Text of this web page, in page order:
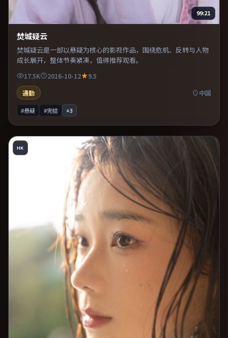
99:21
焚城疑云
焚城疑云是一部以悬疑为核心的影视作品，围绕危机、反转与人物
成长展开，整体节奏紧凑，值得推荐观看。
17.5K 2016-10-12
9.5
通勤
中国
#悬疑 #完结 +3
HK